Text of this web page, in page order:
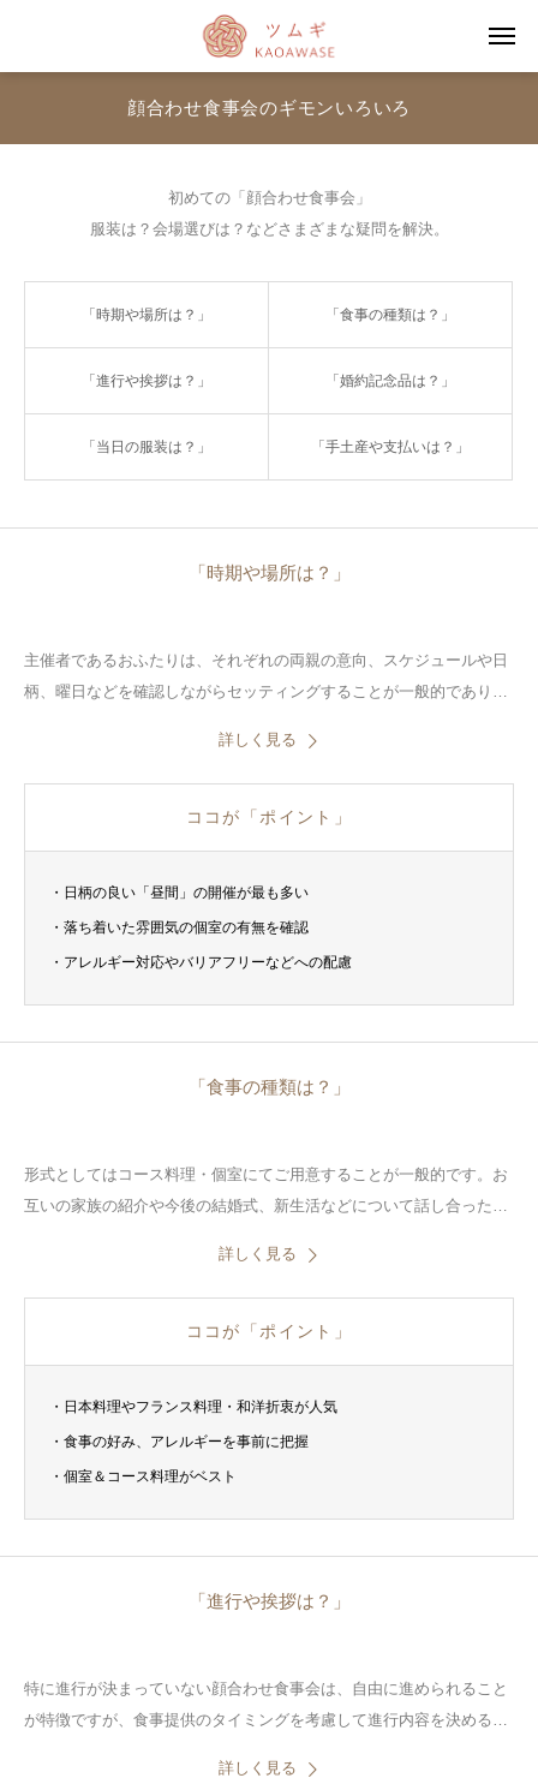
顔合わせ食事会のギモンいろいろ
初めての「顔合わせ食事会」
服装は？会場選びは？などさまざまな疑問を解決。
「時期や場所は？」 「食事の種類は？」
「進行や挨拶は？」 「婚約記念品は？」
「当日の服装は？」 「手土産や支払いは？」
「時期や場所は？」
主催者であるおふたりは、それぞれの両親の意向、スケジュールや日
柄、曜日などを確認しながらセッティングすることが一般的であり、
詳しく見る
ココが「ポイント」
・日柄の良い「昼間」の開催が最も多い
・落ち着いた雰囲気の個室の有無を確認
・アレルギー対応やバリアフリーなどへの配慮
「食事の種類は？」
形式としてはコース料理・個室にてご用意することが一般的です。お
互いの家族の紹介や今後の結婚式、新生活などについて話し合ったり
詳しく見る
ココが「ポイント」
・日本料理やフランス料理・和洋折衷が人気
・食事の好み、アレルギーを事前に把握
・個室＆コース料理がベスト
「進行や挨拶は？」
特に進行が決まっていない顔合わせ食事会は、自由に進められること
が特徴ですが、食事提供のタイミングを考慮して進行内容を決めるこ
詳しく見る